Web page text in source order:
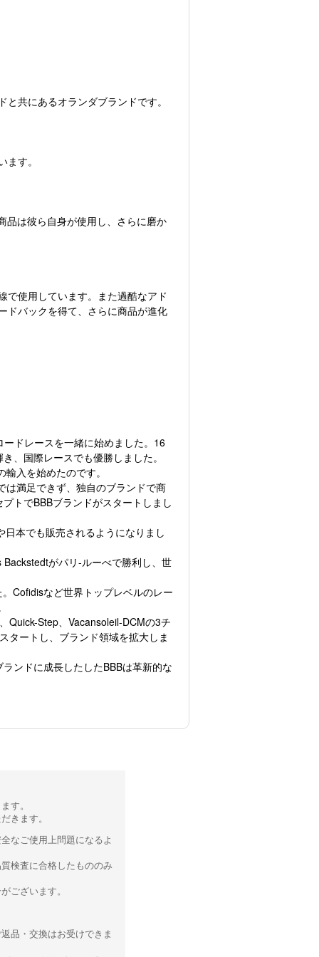
共にあるオランダブランドです。
す。
品は彼ら自身が使用し、さらに磨か
で使用しています。また過酷なアド
ドバックを得て、さらに商品が進化
ドレースを一緒に始めました。16
、国際レースでも優勝しました。
入を始めたのです。
は満足できず、独自のブランドで商
トでBBBブランドがスタートしまし
本でも販売されるようになりまし
がパリ-ルーべで勝利し、世
Cofidisなど世界トップレベルのレー
Quick-Step、Vacansoleil-DCMの3チ
タートし、ブランド領域を拡大しま
ンドに成長したしたBBBは革新的な
す。
きます。
なご使用上問題になるよ
検査に合格したもののみ
ございます。
品・交換はお受けできま